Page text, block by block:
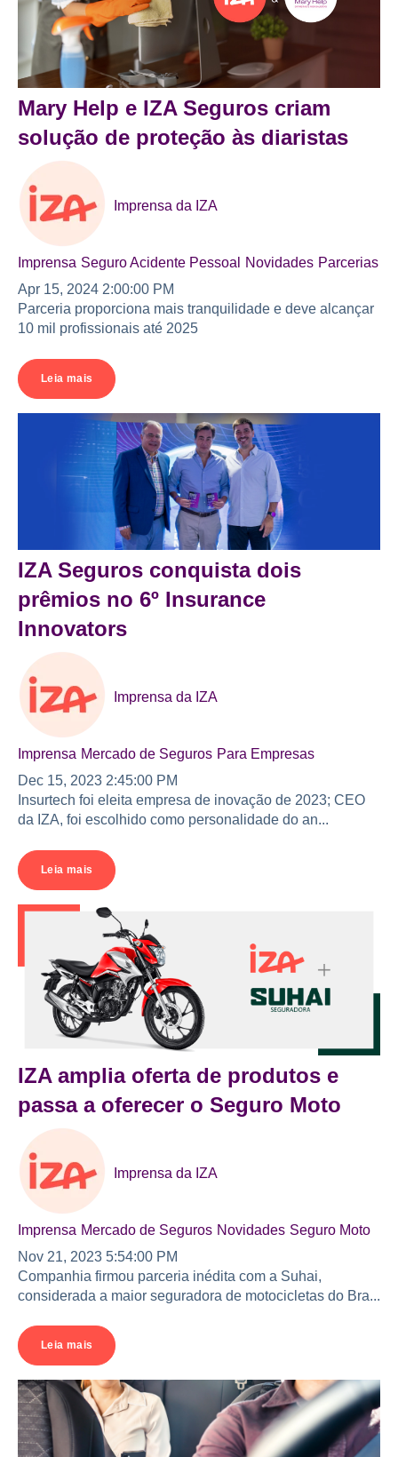
Mary Help e IZA Seguros criam
solução de proteção às diaristas
Imprensa da IZA
Imprensa Seguro Acidente Pessoal Novidades Parcerias
Apr 15, 2024 2:00:00 PM
Parceria proporciona mais tranquilidade e deve alcançar
10 mil profissionais até 2025
Leia mais
IZA Seguros conquista dois
prêmios no 6º Insurance
Innovators
Imprensa da IZA
Imprensa Mercado de Seguros Para Empresas
Dec 15, 2023 2:45:00 PM
Insurtech foi eleita empresa de inovação de 2023; CEO
da IZA, foi escolhido como personalidade do an...
Leia mais
IZA amplia oferta de produtos e
passa a oferecer o Seguro Moto
Imprensa da IZA
Imprensa Mercado de Seguros Novidades Seguro Moto
Nov 21, 2023 5:54:00 PM
Companhia firmou parceria inédita com a Suhai,
considerada a maior seguradora de motocicletas do Bra...
Leia mais